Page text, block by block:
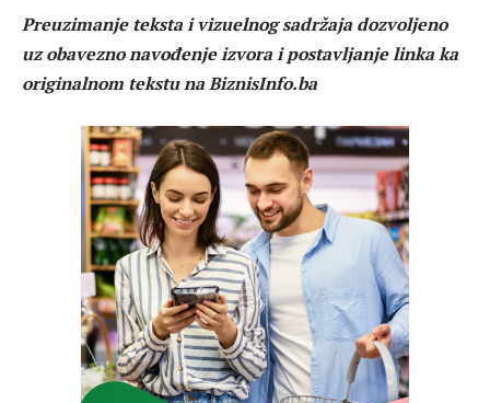
Preuzimanje teksta i vizuelnog sadržaja dozvoljeno
uz obavezno navođenje izvora i postavljanje linka ka
originalnom tekstu na BiznisInfo.ba